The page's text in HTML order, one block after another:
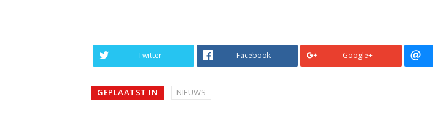
Twitter Facebook Google+
GEPLAATST IN NIEUWS